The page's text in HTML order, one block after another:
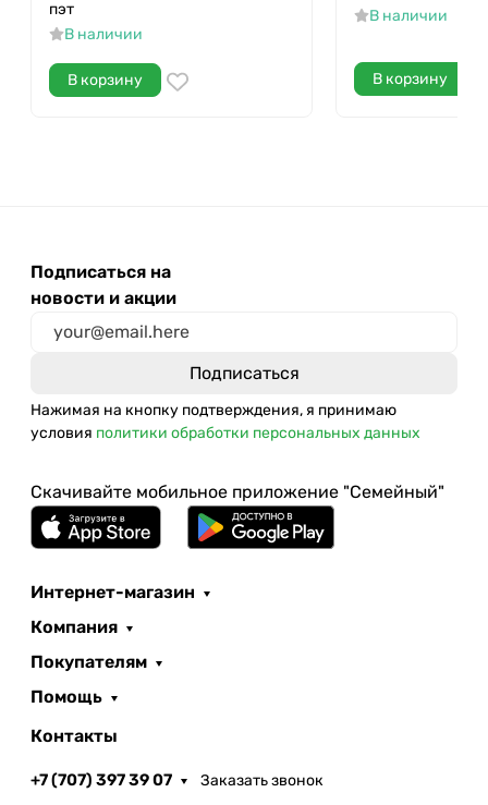
пэт
В наличии
В корзину
В наличии
В корзину
Подписаться на
новости и акции
Нажимая на кнопку подтверждения, я принимаю
условия политики обработки персональных данных
Скачивайте мобильное приложение "Семейный"
Интернет-магазин
Компания
Покупателям
Помощь
Контакты
+7 (707) 397 39 07 Заказать звонок